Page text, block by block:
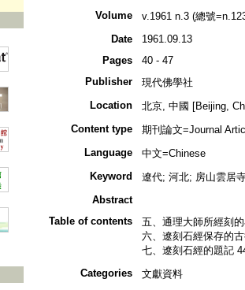
Volume
v.1961 n.3 (總號
Date
1961.09.13
Pages
40 - 47
Publisher
現代佛學社
Location
北京, 中國 [Beijing,
Content type
期刊論文=Journal
Language
中文=Chinese
Keyword
遼代; 河北; 房山雲居
Abstract
Table of contents
五、通理大師所經刻
六、遼刻石經保存的
七、遼刻石經的題記
Categories
文獻資料